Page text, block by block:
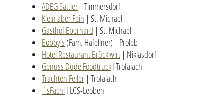
ADEG Sattler | Timmersdorf
Klein aber Fein | St. Michael
Gasthof Eberhard | St. Michael
Bobby’s (Fam. Hafellner) | Proleb
Hotel Restaurant Brücklwirt | Niklasdorf
Genuss Dude FoodtruckI Trofaiach
Trachten Feiler | Trofaiach
´sFachl I LCS-Leoben